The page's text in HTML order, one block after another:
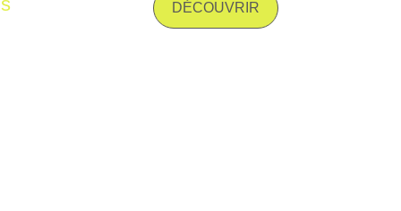
meublée et équipée d'une plaque de
une salle d'eau et une buanderie.
DÉCOUVRIR